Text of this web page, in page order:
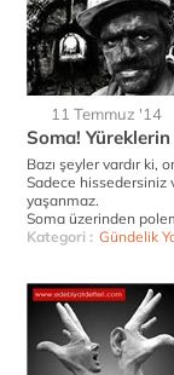
11 Temmuz '14
Soma! Yüreklerin
Bazı şeyler vardır ki,
Sadece hissedersiniz
yaşanmaz.
Soma üzerinden
Kategori : Gündelik